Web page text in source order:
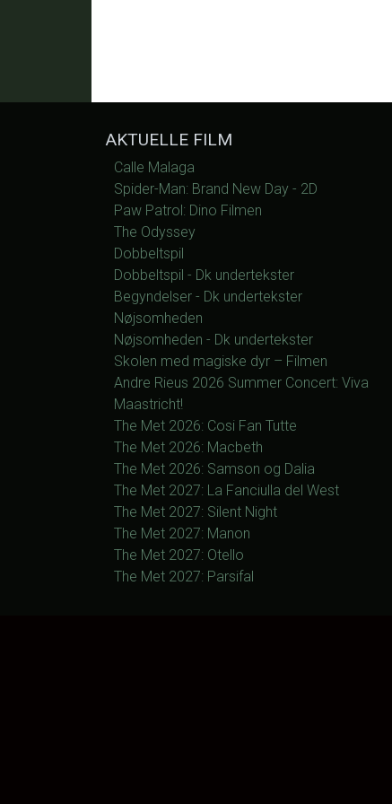
AKTUELLE FILM
Calle Malaga
Spider-Man: Brand New Day - 2D
Paw Patrol: Dino Filmen
The Odyssey
Dobbeltspil
Dobbeltspil - Dk undertekster
Begyndelser - Dk undertekster
Nøjsomheden
Nøjsomheden - Dk undertekster
Skolen med magiske dyr – Filmen
Andre Rieus 2026 Summer Concert: Viva
Maastricht!
The Met 2026: Cosi Fan Tutte
The Met 2026: Macbeth
The Met 2026: Samson og Dalia
The Met 2027: La Fanciulla del West
The Met 2027: Silent Night
The Met 2027: Manon
The Met 2027: Otello
The Met 2027: Parsifal